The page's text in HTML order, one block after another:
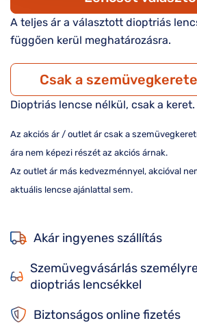
A teljes ár a választott dioptriás
függően kerül meghatározásra.
Csak a
Dioptriás lencse nélkül, csak a keret.
Az akciós ár / outlet ár csak a
ára nem képezi részét az akciós árnak.
Az outlet ár más kedvezménnyel, akcióval
aktuális lencse ajánlattal sem.
Akár ingyenes szállítás
Szemüvegvásárlás
dioptriás lencsékkel
Biztonságos online fizetés